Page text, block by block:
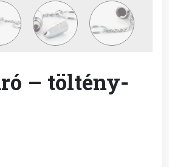
– töltény-